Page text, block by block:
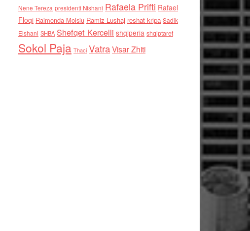
Nene Tereza presidenti Nishani Rafaela Prifti Rafael
Floqi Raimonda Moisiu Ramiz Lushaj reshat kripa Sadik
Elshani SHBA Shefqet Kercelli shqiperia shqiptaret
Sokol Paja Thaci VatraVisar Zhiti